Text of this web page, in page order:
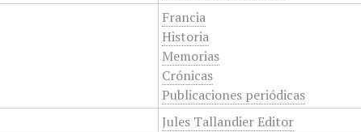
Francia
Historia
Memorias
Crónicas
Publicaciones periódicas
Jules Tallandier Editor